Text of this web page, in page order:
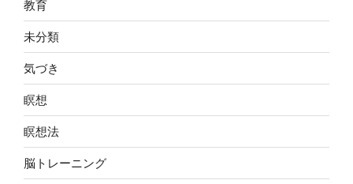
教育
未分類
気づき
瞑想
瞑想法
脳トレーニング